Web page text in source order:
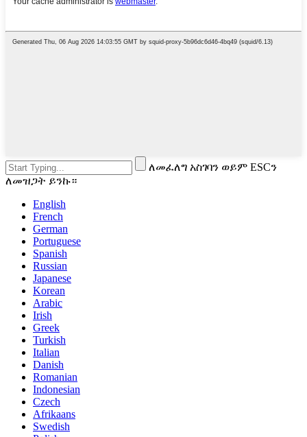
ለመፈለግ አስገባን ወይም ESCን
ለመዝጋት ይንኩ።
English
French
German
Portuguese
Spanish
Russian
Japanese
Korean
Arabic
Irish
Greek
Turkish
Italian
Danish
Romanian
Indonesian
Czech
Afrikaans
Swedish